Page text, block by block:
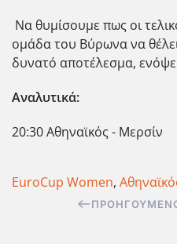
Να θυμίσουμε πως οι
ομάδα του Βύρωνα να
δυνατό αποτέλεσμα,
Αναλυτικά:
20:30 Αθηναϊκός - Μερσίν
EuroCup Women,